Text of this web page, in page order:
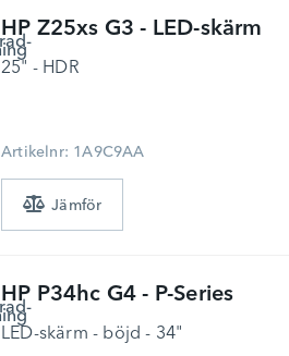
HP Z25xs G3 - LED-skärm
25" - HDR
Artikelnr: 1A9C9AA
HP P34hc G4 - P-Series
LED-skärm - böjd - 34"